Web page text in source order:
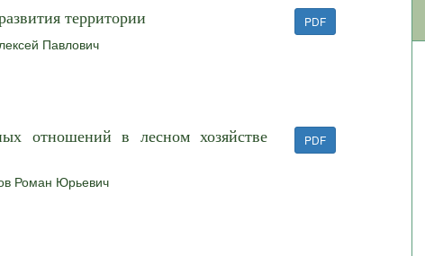
территории
Павлович
PDF
отношений в лесном хозяйстве
Роман Юрьевич
PDF